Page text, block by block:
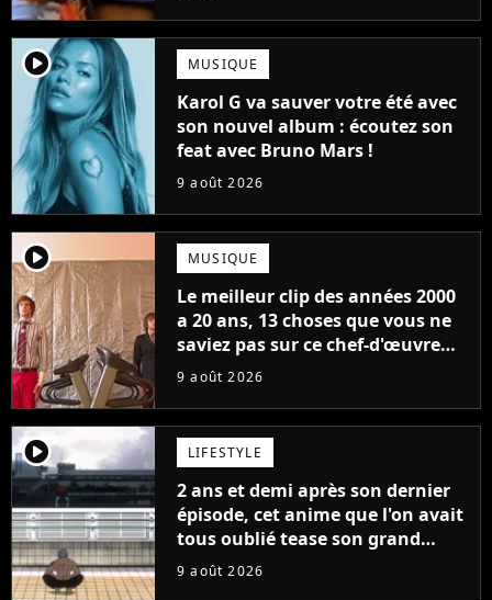
player2 MUSIQUE
Karol G va sauver votre été avec
son nouvel album : écoutez son
feat avec Bruno Mars !
9 août 2026
player2 MUSIQUE
Le meilleur clip des années 2000
a 20 ans, 13 choses que vous ne
saviez pas sur ce chef-d'œuvre
qui a révolutionné YouTube
9 août 2026
player2 LIFESTYLE
2 ans et demi après son dernier
épisode, cet anime que l'on avait
tous oublié tease son grand
retour
9 août 2026